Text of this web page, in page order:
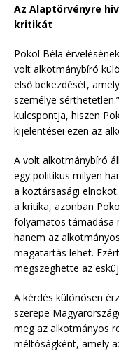
Az Alaptörvényre
kritikát
Pokol Béla
volt alkotmánybíró
első bekezdését,
személye
kulcspontja, hiszen
kijelentései ezen az
A volt alkotmánybíró
egy politikus milyen
a köztársasági
a kritika, azonban
folyamatos támadása
hanem az
magatartás lehet.
megszeghette az
A kérdés különösen
szerepe
meg az alkotmányos
méltóságként, amely